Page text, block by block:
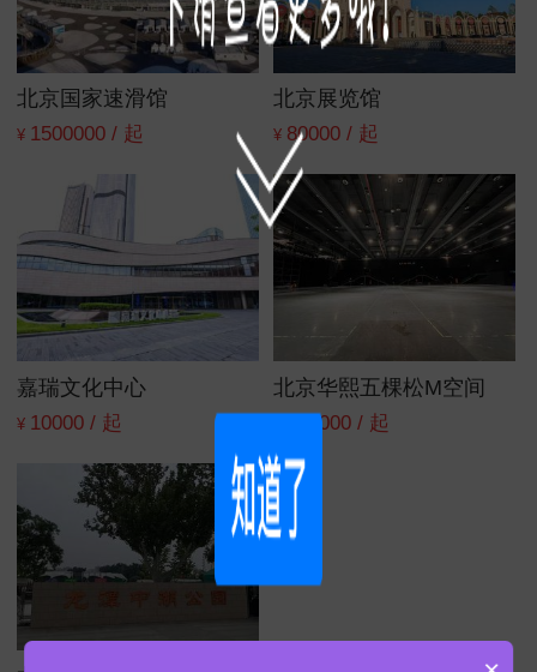
北京国家速滑馆
¥ 1500000 / 起
北京展览馆
¥ 80000 / 起
嘉瑞文化中心
¥ 10000 / 起
北京华熙五棵松M空间
180000 / 起